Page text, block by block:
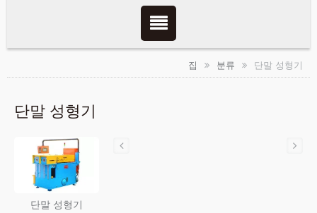
집 분류 단말 성형기
단말 성형기
단말 성형기